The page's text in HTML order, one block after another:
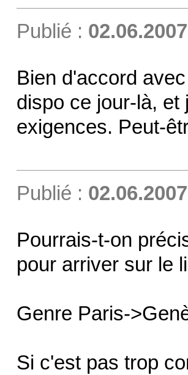
Publié :
Bien d'accord
dispo ce jour-là, et
exigences. Peut-
Publié :
Pourrais-t-on
pour arriver sur le
Genre Paris-
Si c'est pas trop